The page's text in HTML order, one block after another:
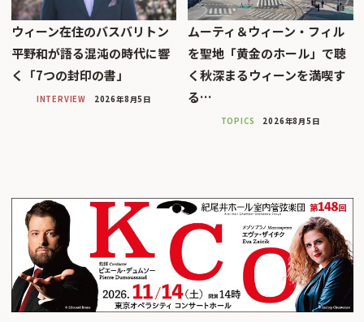
ウィーン在住のバスバリトン
平野和が語る混沌の時代に響
く「7つの封印の書」
INTERVIEW 2026年8月5日
ムーティ＆ウィーン・フィル
を聖地「黄金のホール」で聴
く秋深まるウィーンを満喫す
る…
TOPICS 2026年8月5日